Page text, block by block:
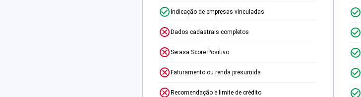
Indicação de empresas vinculadas
Dados cadastrais completos
Serasa Score Positivo
Faturamento ou renda presumida
Recomendação e limite de crédito